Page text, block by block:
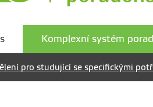
Komplexní systém
pro studující se specifickými